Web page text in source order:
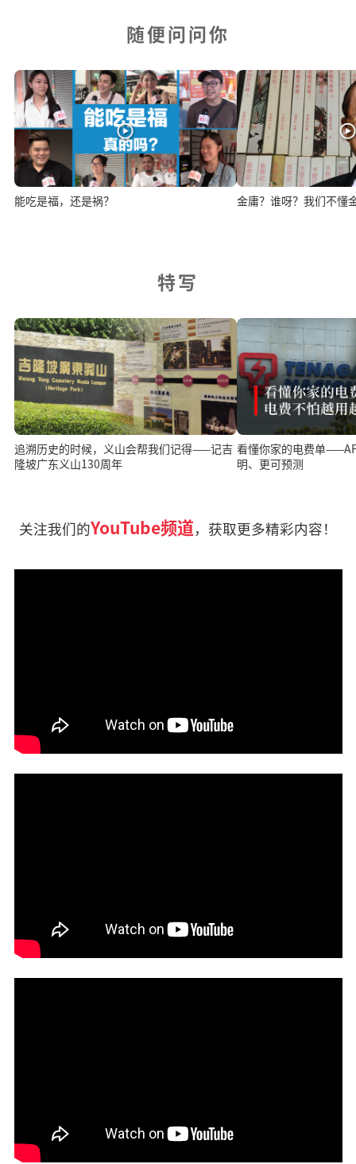
随便问问你
能吃是福，还是祸？ 金庸？谁呀？我们不懂
特写
追溯历史的时候，义山会帮我们记得——记吉
隆坡广东义山130周年
看懂你家的电费单
明、更可预测
关注我们的YouTube频道，获取更多精彩内容！